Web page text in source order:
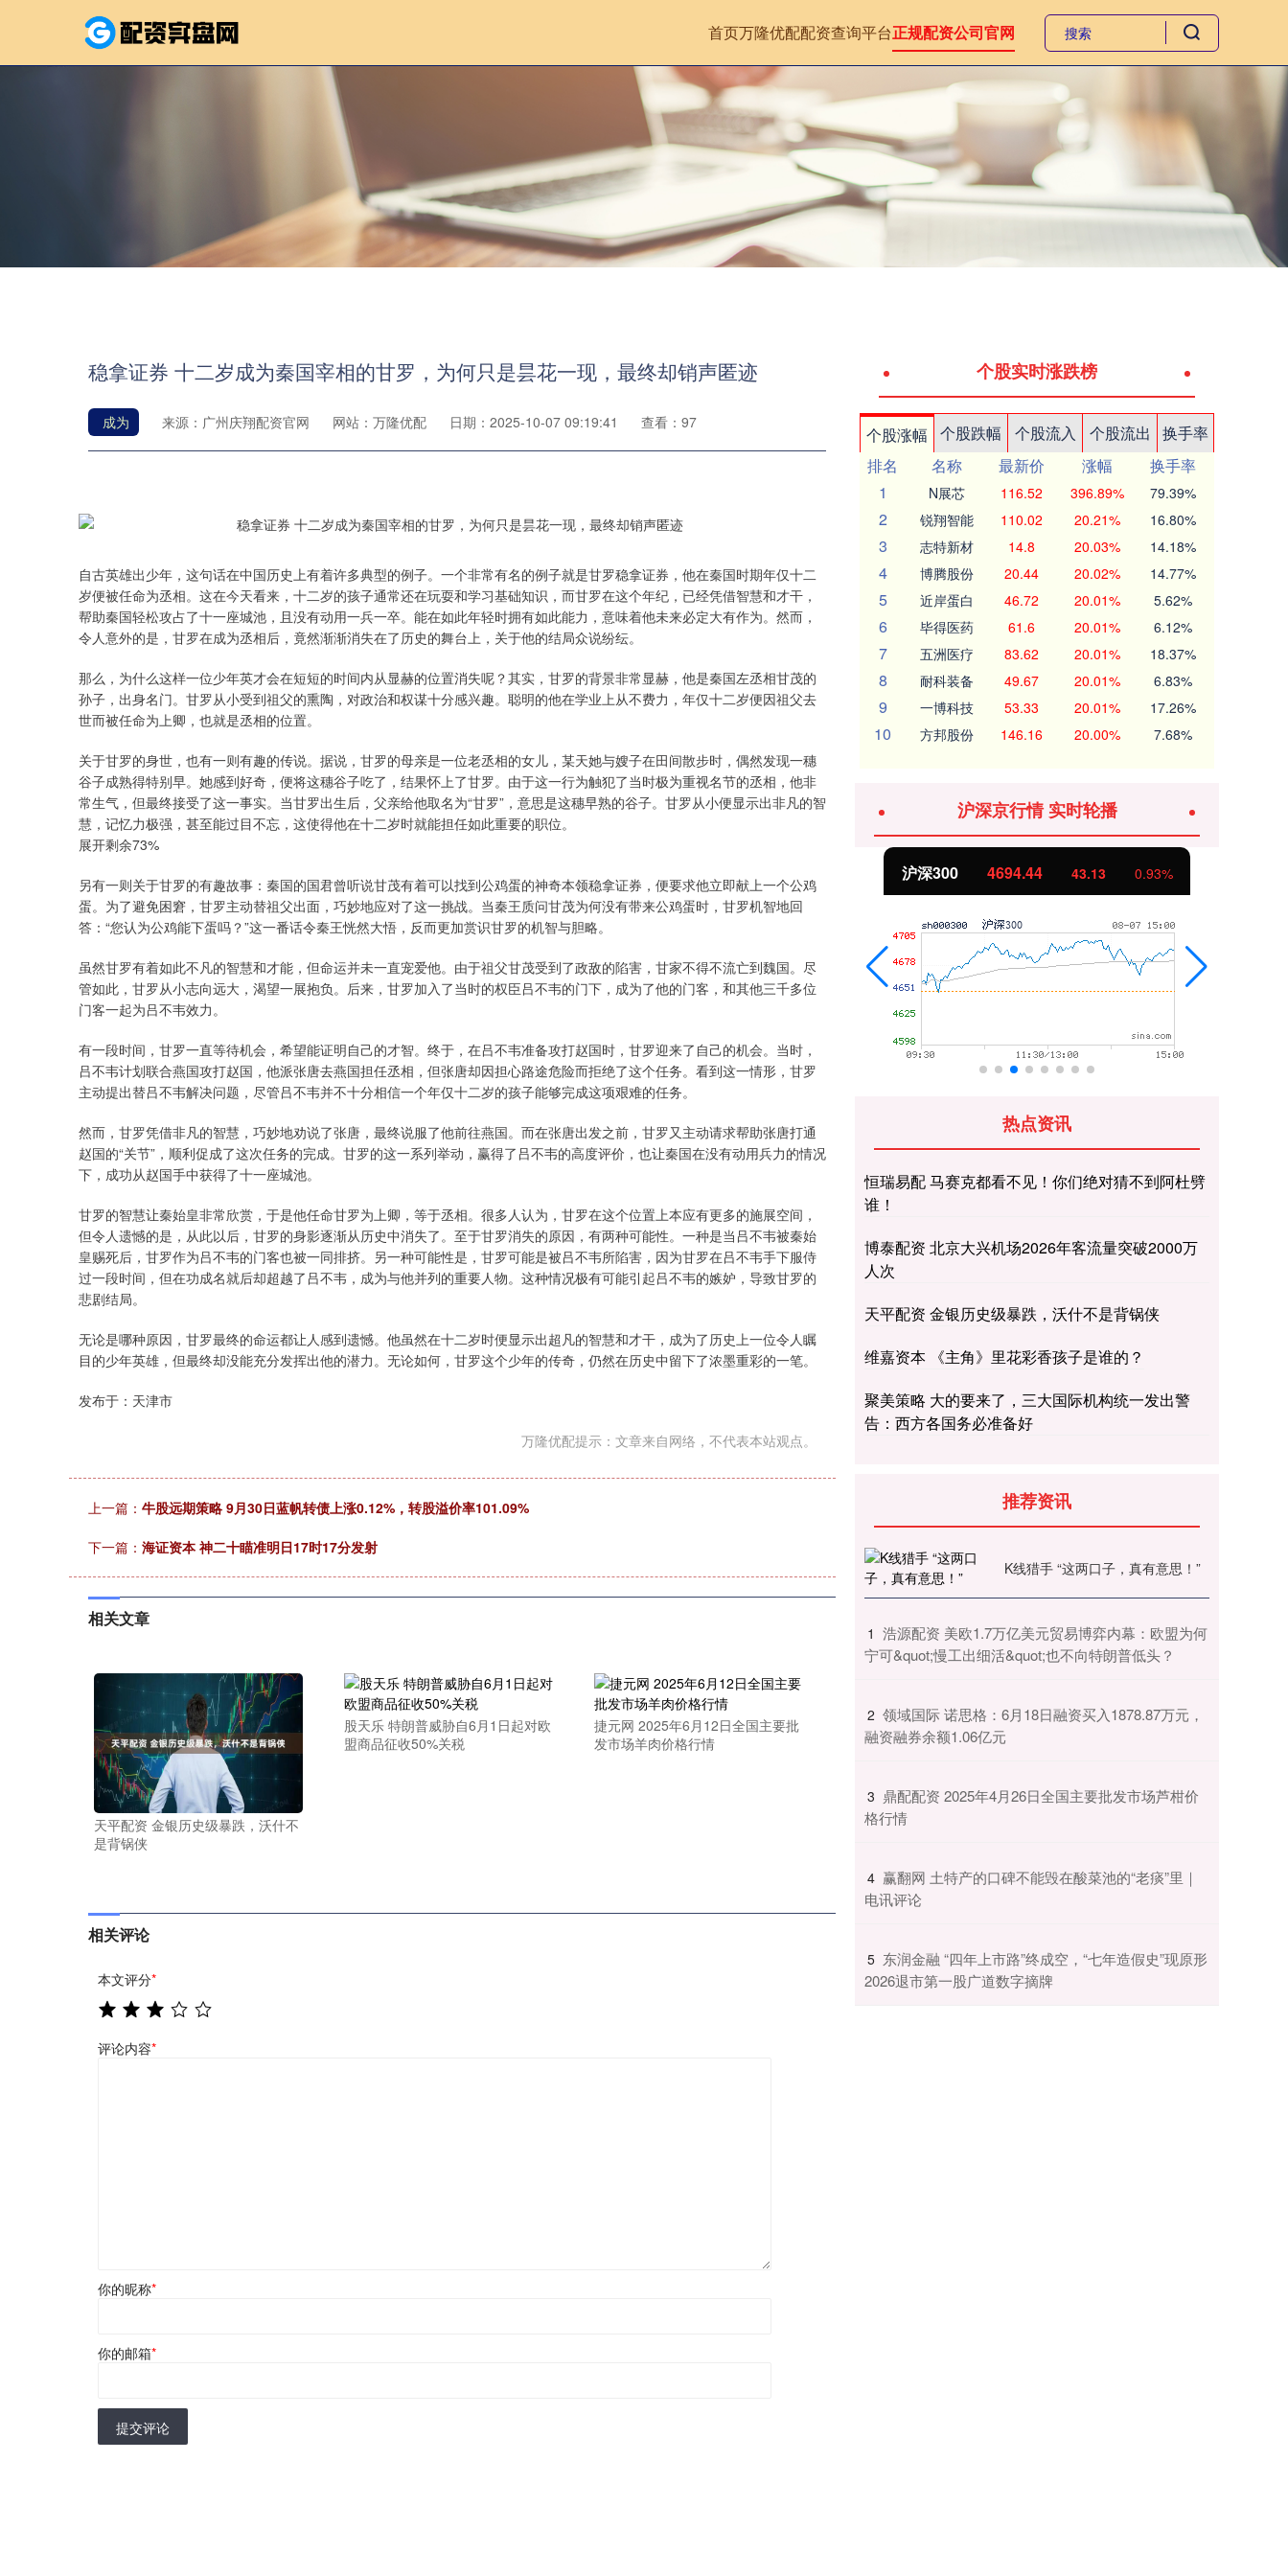
首页万隆优配配资查询平台正规配资公司官网
稳拿证券 十二岁成为秦国宰相的甘罗，为何只是昙花一现，最终却销声匿迹
成为 来源：广州庆翔配资官网 网站：万隆优配 日期：2025-10-07 09:19:41 查看：97
自古英雄出少年，这句话在中国历史上有着许多典型的例子。一个非常有名的例子就是甘罗稳拿证券，他在秦国时期年仅十二
岁便被任命为丞相。这在今天看来，十二岁的孩子通常还在玩耍和学习基础知识，而甘罗在这个年纪，已经凭借智慧和才干，
帮助秦国轻松攻占了十一座城池，且没有动用一兵一卒。能在如此年轻时拥有如此能力，意味着他未来必定大有作为。然而，
令人意外的是，甘罗在成为丞相后，竟然渐渐消失在了历史的舞台上，关于他的结局众说纷纭。
那么，为什么这样一位少年英才会在短短的时间内从显赫的位置消失呢？其实，甘罗的背景非常显赫，他是秦国左丞相甘茂的
孙子，出身名门。甘罗从小受到祖父的熏陶，对政治和权谋十分感兴趣。聪明的他在学业上从不费力，年仅十二岁便因祖父去
世而被任命为上卿，也就是丞相的位置。
关于甘罗的身世，也有一则有趣的传说。据说，甘罗的母亲是一位老丞相的女儿，某天她与嫂子在田间散步时，偶然发现一穗
谷子成熟得特别早。她感到好奇，便将这穗谷子吃了，结果怀上了甘罗。由于这一行为触犯了当时极为重视名节的丞相，他非
常生气，但最终接受了这一事实。当甘罗出生后，父亲给他取名为“甘罗”，意思是这穗早熟的谷子。甘罗从小便显示出非凡的智
慧，记忆力极强，甚至能过目不忘，这使得他在十二岁时就能担任如此重要的职位。
展开剩余73%
另有一则关于甘罗的有趣故事：秦国的国君曾听说甘茂有着可以找到公鸡蛋的神奇本领稳拿证券，便要求他立即献上一个公鸡
蛋。为了避免困窘，甘罗主动替祖父出面，巧妙地应对了这一挑战。当秦王质问甘茂为何没有带来公鸡蛋时，甘罗机智地回
答：“您认为公鸡能下蛋吗？”这一番话令秦王恍然大悟，反而更加赏识甘罗的机智与胆略。
虽然甘罗有着如此不凡的智慧和才能，但命运并未一直宠爱他。由于祖父甘茂受到了政敌的陷害，甘家不得不流亡到魏国。尽
管如此，甘罗从小志向远大，渴望一展抱负。后来，甘罗加入了当时的权臣吕不韦的门下，成为了他的门客，和其他三千多位
门客一起为吕不韦效力。
有一段时间，甘罗一直等待机会，希望能证明自己的才智。终于，在吕不韦准备攻打赵国时，甘罗迎来了自己的机会。当时，
吕不韦计划联合燕国攻打赵国，他派张唐去燕国担任丞相，但张唐却因担心路途危险而拒绝了这个任务。看到这一情形，甘罗
主动提出替吕不韦解决问题，尽管吕不韦并不十分相信一个年仅十二岁的孩子能够完成这项艰难的任务。
然而，甘罗凭借非凡的智慧，巧妙地劝说了张唐，最终说服了他前往燕国。而在张唐出发之前，甘罗又主动请求帮助张唐打通
赵国的“关节”，顺利促成了这次任务的完成。甘罗的这一系列举动，赢得了吕不韦的高度评价，也让秦国在没有动用兵力的情况
下，成功从赵国手中获得了十一座城池。
甘罗的智慧让秦始皇非常欣赏，于是他任命甘罗为上卿，等于丞相。很多人认为，甘罗在这个位置上本应有更多的施展空间，
但令人遗憾的是，从此以后，甘罗的身影逐渐从历史中消失了。至于甘罗消失的原因，有两种可能性。一种是当吕不韦被秦始
皇赐死后，甘罗作为吕不韦的门客也被一同排挤。另一种可能性是，甘罗可能是被吕不韦所陷害，因为甘罗在吕不韦手下服侍
过一段时间，但在功成名就后却超越了吕不韦，成为与他并列的重要人物。这种情况极有可能引起吕不韦的嫉妒，导致甘罗的
悲剧结局。
无论是哪种原因，甘罗最终的命运都让人感到遗憾。他虽然在十二岁时便显示出超凡的智慧和才干，成为了历史上一位令人瞩
目的少年英雄，但最终却没能充分发挥出他的潜力。无论如何，甘罗这个少年的传奇，仍然在历史中留下了浓墨重彩的一笔。
发布于：天津市
万隆优配提示：文章来自网络，不代表本站观点。
上一篇： 牛股远期策略 9月30日蓝帆转债上涨0.12%，转股溢价率101.09%
下一篇： 海证资本 神二十瞄准明日17时17分发射
相关文章
天平配资 金银历史级暴跌，沃什不
是背锅侠
股天乐 特朗普威胁自6月1日起对欧
盟商品征收50%关税
捷元网 2025年6月12日全国主要批
发市场羊肉价格行情
相关评论
本文评分*
评论内容*
你的昵称*
你的邮箱*
提交评论
个股实时涨跌榜
个股涨幅 个股跌幅 个股流入 个股流出
换手率
排名
名称 最新价 涨幅
换手率
1
N展芯 116.52 396.89% 79.39%
2 锐翔智能 110.02 20.21% 16.80%
3 志特新材 14.8 20.03% 14.18%
4 博腾股份 20.44 20.02% 14.77%
5 近岸蛋白 46.72 20.01% 5.62%
6 毕得医药 61.6 20.01% 6.12%
7 五洲医疗 83.62 20.01% 18.37%
8 耐科装备 49.67 20.01% 6.83%
9 一博科技 53.33 20.01% 17.26%
10 方邦股份 146.16 20.00% 7.68%
沪深京行情 实时轮播
沪深300 4694.44 43.13 0.93%
热点资讯
恒瑞易配 马赛克都看不见！你们绝对猜不到阿杜劈
谁！
博泰配资 北京大兴机场2026年客流量突破2000万
人次
天平配资 金银历史级暴跌，沃什不是背锅侠
维嘉资本 《主角》里花彩香孩子是谁的？
聚美策略 大的要来了，三大国际机构统一发出警
告：西方各国务必准备好
推荐资讯
K线猎手 “这两口子，真有意思！”
1 ​浩源配资 美欧1.7万亿美元贸易博弈内幕：欧盟为何
宁可&quot;慢工出细活&quot;也不向特朗普低头？
2 ​领域国际 诺思格：6月18日融资买入1878.87万元，
融资融券余额1.06亿元
3 ​鼎配配资 2025年4月26日全国主要批发市场芦柑价
格行情
4 ​赢翻网 土特产的口碑不能毁在酸菜池的“老痰”里｜
电讯评论
5 ​东润金融 “四年上市路”终成空，“七年造假史”现原形
2026退市第一股广道数字摘牌